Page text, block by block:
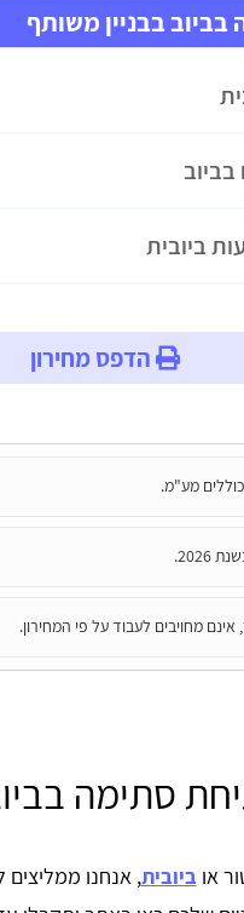
בבניין משותף
ביובית
הדפס מחירון
מע"מ.
מחויבים לעבוד על פי המחירון.
סתימה
אוביובית, אנחנו